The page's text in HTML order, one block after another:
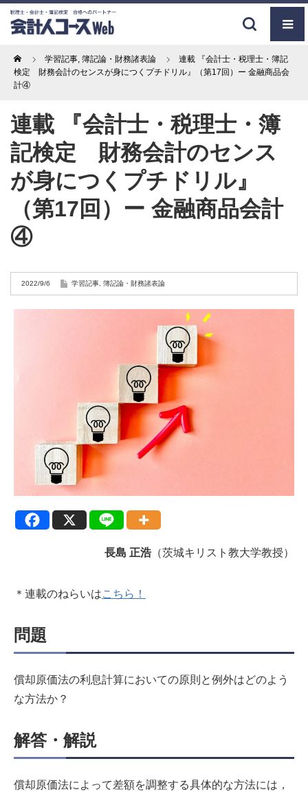
Home 学習記事, 簿記論・財務諸表論
連載 『会計士・税理士・簿記
検定 財務会計のセンスが身につくプチドリル』（第17回）ー 金融商品会
計④
連載 『会計士・税理士・簿
記検定 財務会計のセンス
が身につくプチドリル』
（第17回）ー 金融商品会計
④
2022/9/6 学習記事 簿記論・財務諸表論
長島 正浩（茨城キリスト教大学教授）
＊連載のねらいはこちら！
問題
償却原価法の利息計算においての原則と例外はどのよう
な方法か？
解答・解説
償却原価法によって差額を調整する具体的な方法には，